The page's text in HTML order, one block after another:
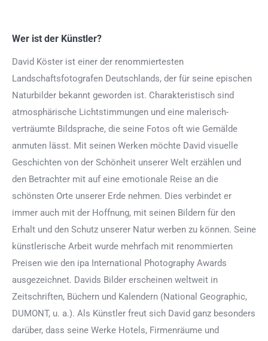
Wer ist der Künstler?
David Köster ist einer der renommiertesten
Landschaftsfotografen Deutschlands, der für seine epischen
Naturbilder bekannt geworden ist. Charakteristisch sind
atmosphärische Lichtstimmungen und eine malerisch-
verträumte Bildsprache, die seine Fotos oft wie Gemälde
anmuten lässt. Mit seinen Werken möchte David visuelle
Geschichten von der Schönheit unserer Welt erzählen und
den Betrachter mit auf eine emotionale Reise an die
schönsten Orte unserer Erde nehmen. Dies verbindet er
immer auch mit der Hoffnung, mit seinen Bildern für den
Erhalt und den Schutz unserer Natur werben zu können. Seine
künstlerische Arbeit wurde mehrfach mit renommierten
Preisen wie den ipa International Photography Awards
ausgezeichnet. Davids Bilder erscheinen weltweit in
Zeitschriften, Büchern und Kalendern (National Geographic,
DUMONT, u. a.). Als Künstler freut sich David ganz besonders
darüber, dass seine Werke Hotels, Firmenräume und